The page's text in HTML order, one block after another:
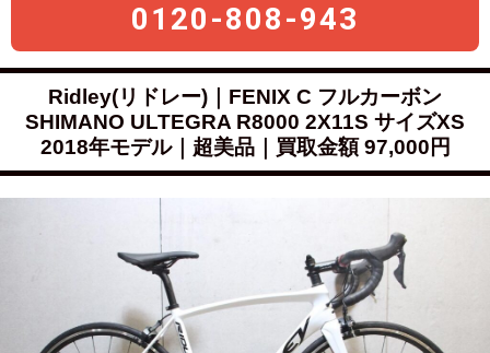
0120-808-943
Ridley(リドレー)｜FENIX C フルカーボン
SHIMANO ULTEGRA R8000 2X11S サイズXS
2018年モデル｜超美品｜買取金額 97,000円